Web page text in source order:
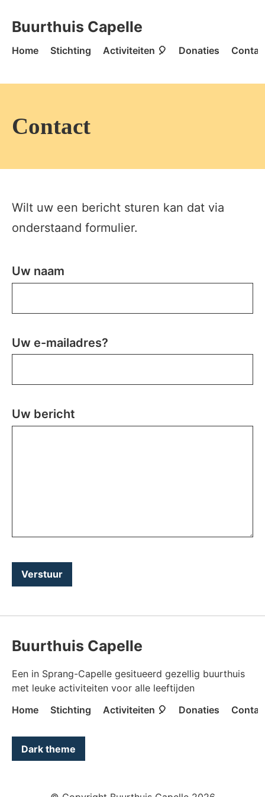
Buurthuis Capelle - Home
Buurthuis Capelle
Home Stichting Activiteiten 🎈 Donaties
Contact
Wilt uw een bericht sturen kan dat via
onderstaand formulier.
Uw naam
Uw e-mailadres?
Uw bericht
Verstuur
Buurthuis Capelle
Een in Sprang-Capelle gesitueerd gezellig buurthuis
met leuke activiteiten voor alle leeftijden
Home
Stichting Activiteiten 🎈 Donaties
Color mode is now "light"
Dark theme